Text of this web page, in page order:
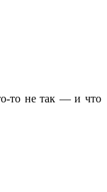
то не так — и что